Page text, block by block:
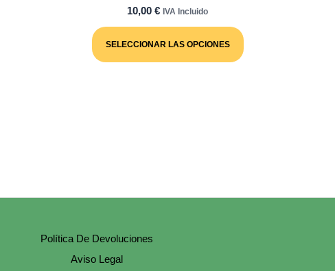
10,00 € IVA Incluido
SELECCIONAR LAS OPCIONES
Producto
Tiene
Política De Devoluciones
Aviso Legal